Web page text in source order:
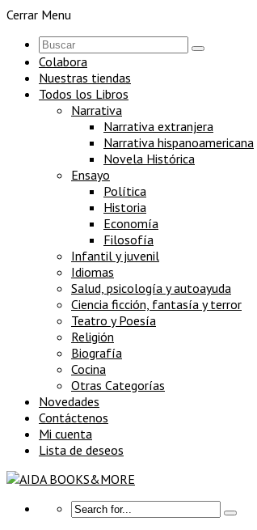
Cerrar Menu
Colabora
Nuestras tiendas
Todos los Libros
Narrativa
Narrativa extranjera
Narrativa hispanoamericana
Novela Histórica
Ensayo
Política
Historia
Economía
Filosofía
Infantil y juvenil
Idiomas
Salud, psicología y autoayuda
Ciencia ficción, fantasía y terror
Teatro y Poesía
Religión
Biografía
Cocina
Otras Categorías
Novedades
Contáctenos
Mi cuenta
Lista de deseos